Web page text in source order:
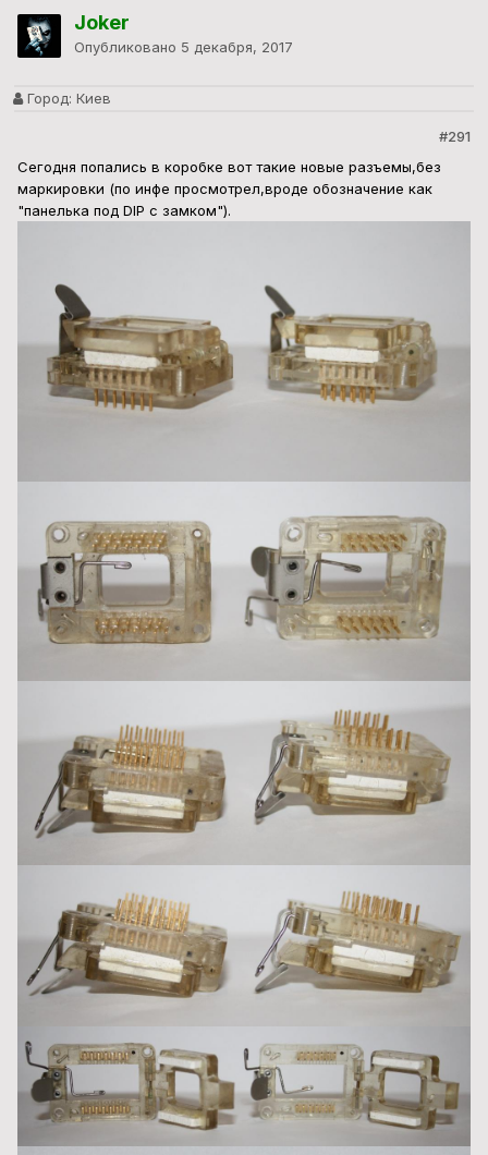
Joker
Опубликовано 5 декабря, 2017
Город: Киев
#291
Сегодня попались в коробке вот такие новые разъемы,без
маркировки (по инфе просмотрел,вроде обозначение как
"панелька под DIP с замком").